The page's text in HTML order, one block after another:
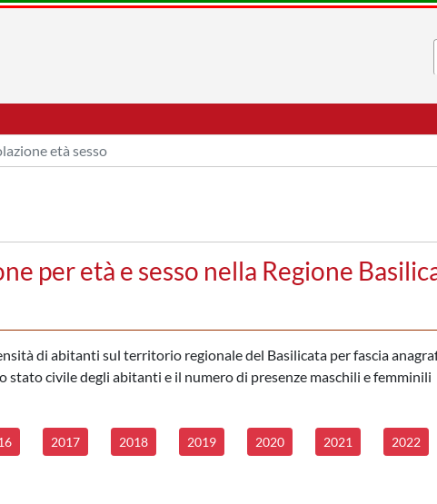
età sesso
per età e sesso nella Regione
di abitanti sul territorio regionale del Basilicata per fascia
stato civile degli abitanti e il numero di presenze maschili e femminili
2017 2018 2019 2020 2021 2022